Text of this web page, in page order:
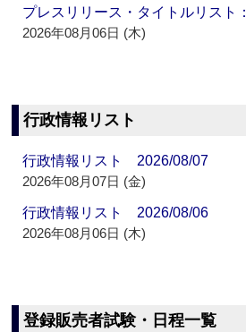
プレスリリース・タイトルリス
2026年08月06日 (木)
行政情報リスト
行政情報リスト 2026/08/07
2026年08月07日 (金)
行政情報リスト 2026/08/06
2026年08月06日 (木)
登録販売者試験・日程一覧